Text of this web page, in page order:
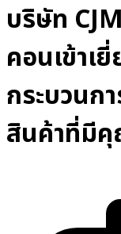
บริษัท
คอนเข้าเ
กระบวนก
สินค้าที่มี